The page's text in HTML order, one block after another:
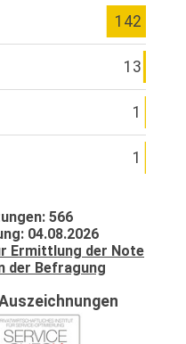
142
13
1
1
566
04.08.2026
Ermittlung der Note
der Befragung